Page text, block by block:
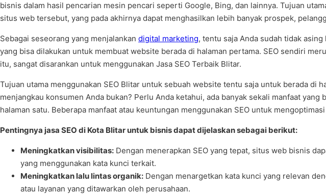
bisnis dalam hasil pencarian mesin pencari seperti Google, Bing, dan lainnya. Tujuan
situs web tersebut, yang pada akhirnya dapat menghasilkan lebih banyak prospek,
Sebagai seseorang yang menjalankan digital marketing, tentu saja Anda sudah tidak asing
yang bisa dilakukan untuk membuat website berada di halaman pertama. SEO sendiri
itu, sangat disarankan untuk menggunakan Jasa SEO Terbaik Blitar.
Tujuan utama menggunakan SEO Blitar untuk sebuah website tentu saja untuk berada di
menjangkau konsumen Anda bukan? Perlu Anda ketahui, ada banyak sekali manfaat
halaman satu. Beberapa manfaat atau keuntungan menggunakan SEO untuk
Pentingnya jasa SEO di Kota Blitar untuk bisnis dapat dijelaskan sebagai berikut:
Meningkatkan visibilitas: Dengan menerapkan SEO yang tepat, situs web bisnis
yang menggunakan kata kunci terkait.
Meningkatkan lalu lintas organik: Dengan menargetkan kata kunci yang relevan
atau layanan yang ditawarkan oleh perusahaan.